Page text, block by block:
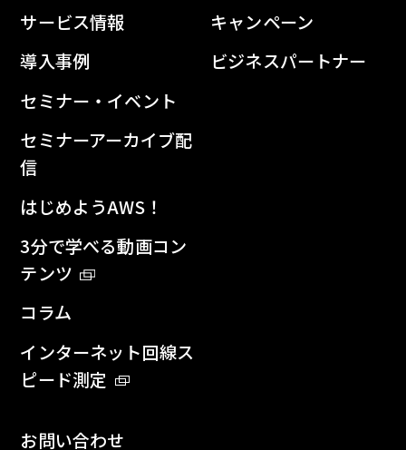
サービス情報
導入事例
セミナー・イベント
セミナーアーカイブ配
信
はじめようAWS！
3分で学べる動画コン
テンツ
コラム
インターネット回線ス
ピード測定
キャンペーン
ビジネスパートナー
お問い合わせ